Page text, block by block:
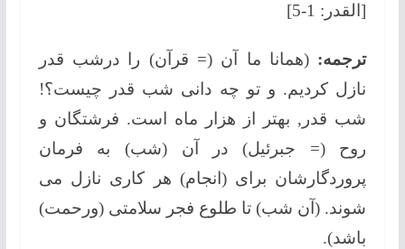
[القدر: 1-5]
ترجمه:(همانا ما آن (= قرآن) را درشب قدر
نازل کردیم. و تو چه دانی شب قدر چیست؟!
شب قدر, بهتر از هزار ماه است. فرشتگان و
روح (= جبرئیل) در آن (شب) به فرمان
پروردگارشان برای (انجام) هر کاری نازل می
شوند. (آن شب) تا طلوع فجر سلامتی (ورحمت)
باشد).